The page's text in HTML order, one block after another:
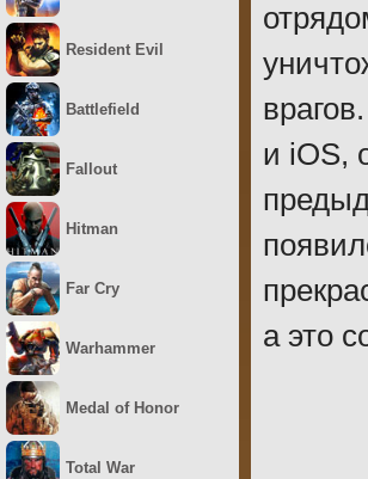
и iOS,
а это
Resident Evil
Battlefield
Fallout
Hitman
Far Cry
Warhammer
Medal of Honor
Total War